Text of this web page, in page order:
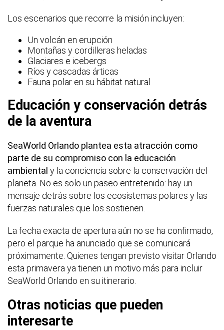
Los escenarios que recorre la misión incluyen:
Un volcán en erupción
Montañas y cordilleras heladas
Glaciares e icebergs
Ríos y cascadas árticas
Fauna polar en su hábitat natural
Educación y conservación detrás
de la aventura
SeaWorld Orlando plantea esta atracción como
parte de su compromiso con la educación
ambiental y la conciencia sobre la conservación del
planeta. No es solo un paseo entretenido: hay un
mensaje detrás sobre los ecosistemas polares y las
fuerzas naturales que los sostienen.
La fecha exacta de apertura aún no se ha confirmado,
pero el parque ha anunciado que se comunicará
próximamente. Quienes tengan previsto visitar Orlando
esta primavera ya tienen un motivo más para incluir
SeaWorld Orlando en su itinerario.
Otras noticias que pueden
interesarte